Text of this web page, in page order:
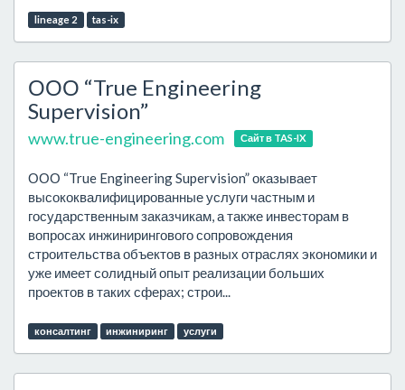
lineage 2 tas-ix
ООО “True Engineering
Supervision”
www.true-engineering.com Сайт в TAS-IX
ООО “True Engineering Supervision” оказывает
высококвалифицированные услуги частным и
государственным заказчикам, а также инвесторам в
вопросах инжинирингового сопровождения
строительства объектов в разных отраслях экономики и
уже имеет солидный опыт реализации больших
проектов в таких сферах; строи...
консалтинг инжиниринг услуги